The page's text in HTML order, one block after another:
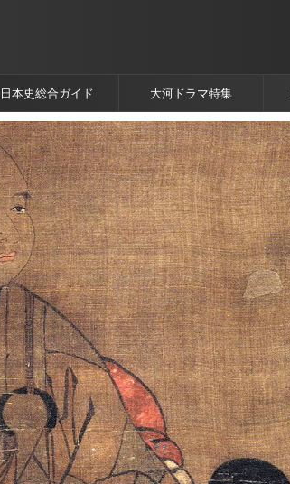
日本史総合ガイド 大河ドラマ特集